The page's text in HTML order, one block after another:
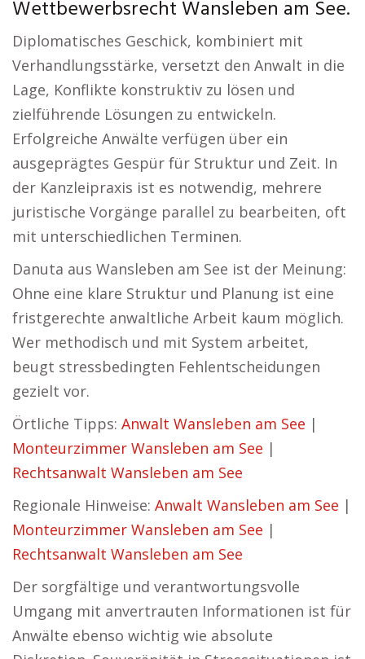
Wettbewerbsrecht Wansleben am See.
Diplomatisches Geschick, kombiniert mit
Verhandlungsstärke, versetzt den Anwalt in die
Lage, Konflikte konstruktiv zu lösen und
zielführende Lösungen zu entwickeln.
Erfolgreiche Anwälte verfügen über ein
ausgeprägtes Gespür für Struktur und Zeit. In
der Kanzleipraxis ist es notwendig, mehrere
juristische Vorgänge parallel zu bearbeiten, oft
mit unterschiedlichen Terminen.
Danuta aus Wansleben am See ist der Meinung:
Ohne eine klare Struktur und Planung ist eine
fristgerechte anwaltliche Arbeit kaum möglich.
Wer methodisch und mit System arbeitet,
beugt stressbedingten Fehlentscheidungen
gezielt vor.
Örtliche Tipps: Anwalt Wansleben am See |
Monteurzimmer Wansleben am See |
Rechtsanwalt Wansleben am See
Regionale Hinweise: Anwalt Wansleben am See |
Monteurzimmer Wansleben am See |
Rechtsanwalt Wansleben am See
Der sorgfältige und verantwortungsvolle
Umgang mit anvertrauten Informationen ist für
Anwälte ebenso wichtig wie absolute